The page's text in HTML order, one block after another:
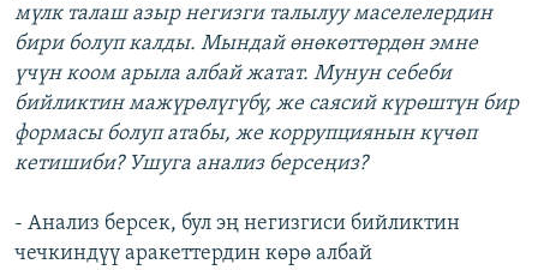
мүлк талаш азыр негизги талылуу маселелердин
бири болуп калды. Мындай өнөкөттөрдөн эмне
үчүн коом арыла албай жатат. Мунун себеби
бийликтин мажүрөлүгүбү, же саясий күрөштүн бир
формасы болуп атабы, же коррупциянын күчөп
кетишиби? Ушуга анализ берсеңиз?
- Анализ берсек, бул эң негизгиси бийликтин
чечкиндүү аракеттердин көрө албай